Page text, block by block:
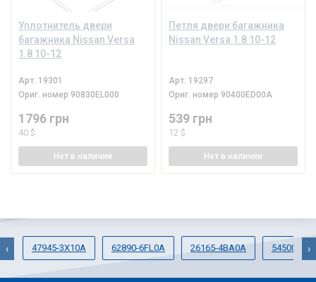
Уплотнитель двери
багажника Nissan Versa
1.8 10-12
Арт. 19301
Ориг. номер 90830EL000
1796 грн
40 $
Нет в наличии
Петля двери багажника
Nissan Versa 1.8 10-12
Арт. 19297
Ориг. номер 90400ED00A
539 грн
12 $
Нет в наличии
47945-3X10A 62890-6FL0A 26165-4BA0A 54500-
‹ ›